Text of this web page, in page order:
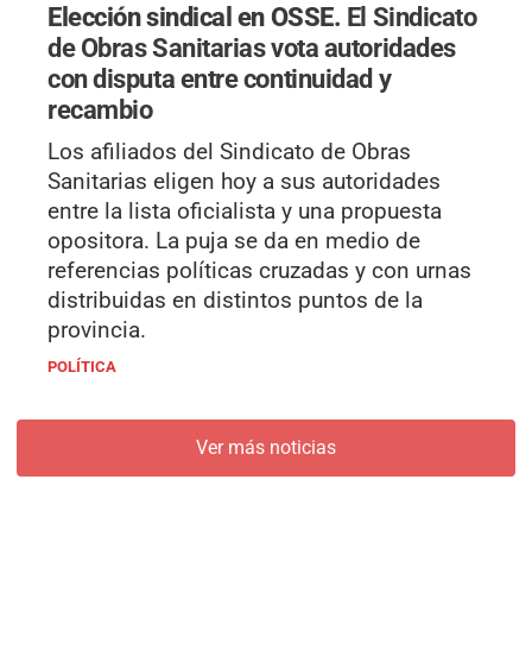
Elección sindical en OSSE. El Sindicato
de Obras Sanitarias vota autoridades
con disputa entre continuidad y
recambio
Los afiliados del Sindicato de Obras
Sanitarias eligen hoy a sus autoridades
entre la lista oficialista y una propuesta
opositora. La puja se da en medio de
referencias políticas cruzadas y con urnas
distribuidas en distintos puntos de la
provincia.
POLÍTICA
Ver más noticias